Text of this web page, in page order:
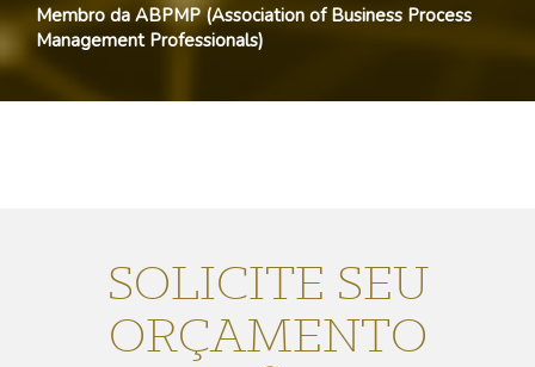
Membro da ABPMP (Association of Business Process
Management Professionals)
SOLICITE SEU
ORÇAMENTO